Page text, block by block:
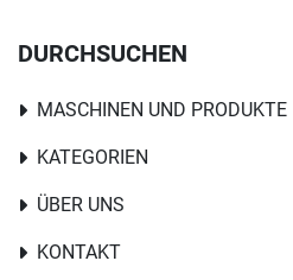
DURCHSUCHEN
MASCHINEN UND PRODUKTE
KATEGORIEN
ÜBER UNS
KONTAKT